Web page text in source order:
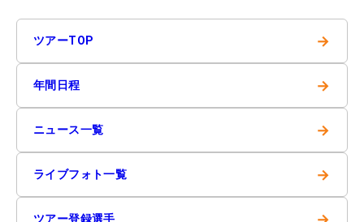
ツアーTOP →
年間日程 →
ニュース一覧 →
ライブフォト一覧 →
ツアー登録選手